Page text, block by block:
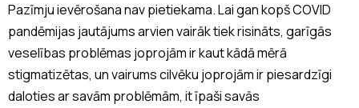
Pazīmju ievērošana nav pietiekama. Lai gan kopš COVID
pandēmijas jautājums arvien vairāk tiek risināts, garīgās
veselības problēmas joprojām ir kaut kādā mērā
stigmatizētas, un vairums cilvēku joprojām ir piesardzīgi
daloties ar savām problēmām, it īpaši savās